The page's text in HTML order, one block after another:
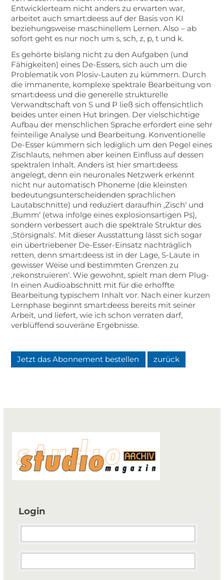
Entwicklerteam nicht anders zu erwarten war,
arbeitet auch smart:deess auf der Basis von KI
beziehungsweise maschinellem Lernen. Also – ab
sofort geht es nur noch um s, sch, z, p, t und k.
Es gehörte bislang nicht zu den Aufgaben (und
Fähigkeiten) eines De-Essers, sich auch um die
Problematik von Plosiv-Lauten zu kümmern. Durch
die immanente, komplexe spektrale Bearbeitung von
smart:deess und die generelle strukturelle
Verwandtschaft von S und P ließ sich offensichtlich
beides unter einen Hut bringen. Der vielschichtige
Aufbau der menschlichen Sprache erfordert eine sehr
feinteilige Analyse und Bearbeitung. Konventionelle
De-Esser kümmern sich lediglich um den Pegel eines
Zischlauts, nehmen aber keinen Einfluss auf dessen
spektralen Inhalt. Anders ist hier smart:deess
angelegt, denn ein neuronales Netzwerk erkennt
nicht nur automatisch Phoneme (die kleinsten
bedeutungsunterscheidenden sprachlichen
Lautabschnitte) und reduziert daraufhin ‚Zisch‘ und
‚Bumm‘ (etwa infolge eines explosionsartigen Ps),
sondern verbessert auch die spektrale Struktur des
‚Störsignals‘. Mit dieser Ausstattung lässt sich sogar
ein übertriebener De-Esser-Einsatz nachträglich
retten, denn smart:deess ist in der Lage, S-Laute in
gewisser Weise und bestimmten Grenzen zu
‚rekonstruieren‘. Wie gewohnt, spielt man dem Plug-
In einen Audioabschnitt mit für die erhoffte
Bearbeitung typischem Inhalt vor. Nach einer kurzen
Lernphase beginnt smart:deess bereits mit seiner
Arbeit, und liefert, wie ich schon verraten darf,
verblüffend souveräne Ergebnisse.
Jetzt das Abonnement bestellen zurück
Login